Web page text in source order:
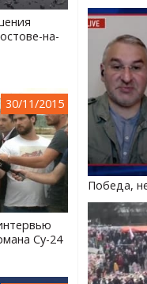
на-
30/11/2015
Су-24
Победа,